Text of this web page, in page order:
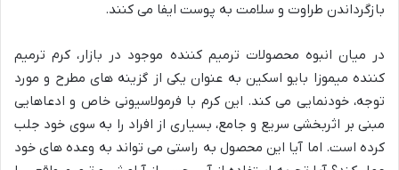
بازگرداندن طراوت و سلامت به پوست ایفا می کنند.
در میان انبوه محصولات ترمیم کننده موجود در بازار، کرم ترمیم
کننده میموزا بایو اسکین به عنوان یکی از گزینه های مطرح و مورد
توجه، خودنمایی می کند. این کرم با فرمولاسیونی خاص و ادعاهایی
مبنی بر اثربخشی سریع و جامع، بسیاری از افراد را به سوی خود جلب
کرده است. اما آیا این محصول به راستی می تواند به وعده های خود